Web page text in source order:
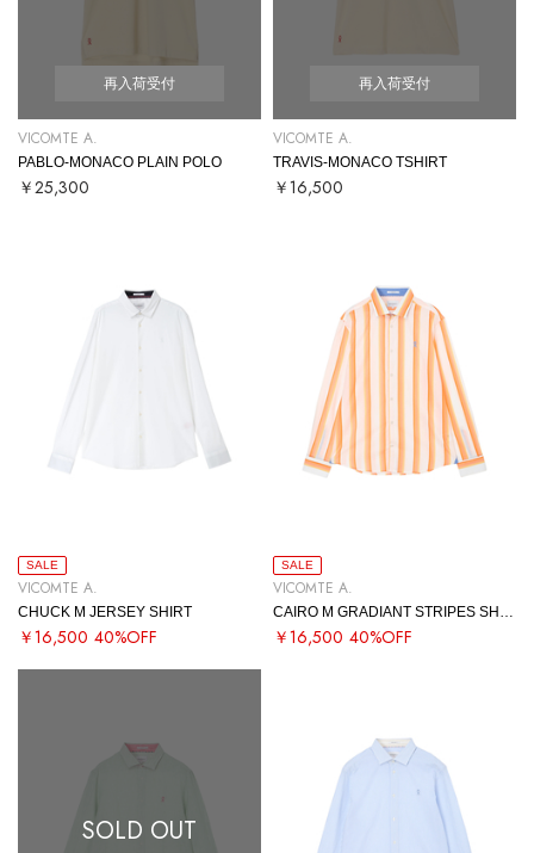
再入荷受付
VICOMTE A.
PABLO-MONACO PLAIN POLO
￥25,300
再入荷受付
VICOMTE A.
TRAVIS-MONACO TSHIRT
￥16,500
SALE
VICOMTE A.
CHUCK M JERSEY SHIRT
￥16,500 40%OFF
SALE
VICOMTE A.
￥16,500 40%OFF
SOLD OUT